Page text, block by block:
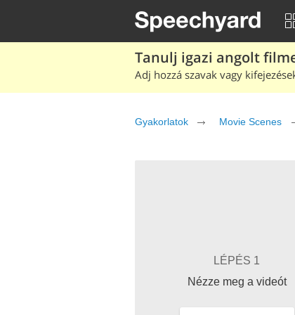
Tanulj igazi angolt
Adj hozzá szavak vagy
Gyakorlatok Movie Scenes
LÉPÉS 1
Nézze meg a videót